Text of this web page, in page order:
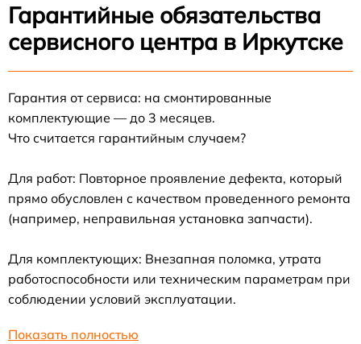
Гарантийные обязательства
сервисного центра в Иркутске
Гарантия от сервиса: на смонтированные
комплектующие — до 3 месяцев.
Что считается гарантийным случаем?
Для работ: Повторное проявление дефекта, который
прямо обусловлен с качеством проведенного ремонта
(например, неправильная установка запчасти).
Для комплектующих: Внезапная поломка, утрата
работоспособности или техническим параметрам при
соблюдении условий эксплуатации.
Показать полностью